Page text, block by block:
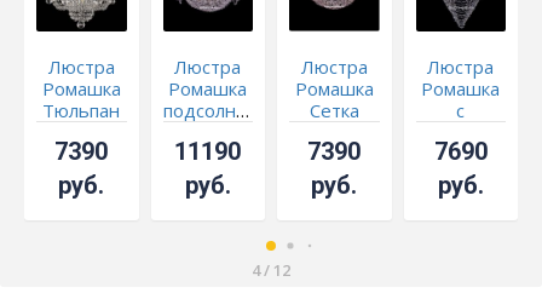
Люстра
Ромашка
Тюльпан
7390
руб.
Люстра
Ромашка
подсолнух
11190
руб.
Люстра
Ромашка
Сетка
7390
руб.
Люстра
Ромашка
с
7690
руб.
4/ 12